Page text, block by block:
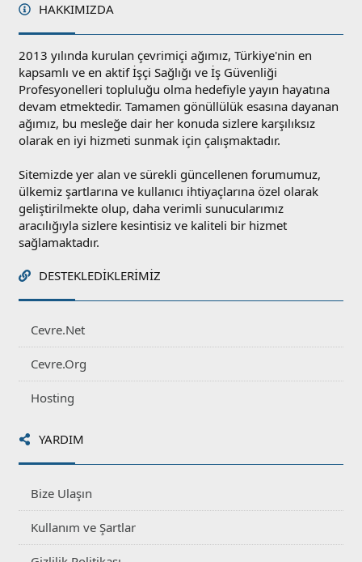
HAKKIMIZDA
2013 yılında kurulan çevrimiçi ağımız, Türkiye'nin en
kapsamlı ve en aktif İşçi Sağlığı ve İş Güvenliği
Profesyonelleri topluluğu olma hedefiyle yayın hayatına
devam etmektedir. Tamamen gönüllülük esasına dayanan
ağımız, bu mesleğe dair her konuda sizlere karşılıksız
olarak en iyi hizmeti sunmak için çalışmaktadır.
Sitemizde yer alan ve sürekli güncellenen forumumuz,
ülkemiz şartlarına ve kullanıcı ihtiyaçlarına özel olarak
geliştirilmekte olup, daha verimli sunucularımız
aracılığıyla sizlere kesintisiz ve kaliteli bir hizmet
sağlamaktadır.
DESTEKLEDIKLERIMIZ
Cevre.Net
Cevre.Org
Hosting
YARDIM
Bize Ulaşın
Kullanım ve Şartlar